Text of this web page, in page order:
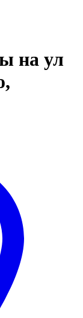
на ул